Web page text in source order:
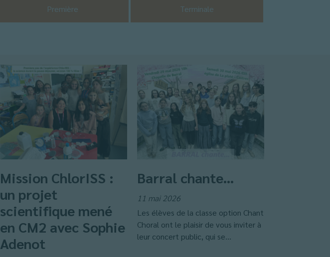
Première Terminale
Mission ChlorISS :
un projet
scientifique mené
en CM2 avec Sophie
Adenot
Barral chante…
11 mai 2026
Les élèves de la classe option Chant
Choral ont le plaisir de vous inviter à
leur concert public, qui se...